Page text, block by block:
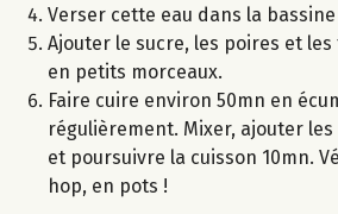
Verser cette eau dans la
Ajouter le sucre, les poires et
en petits morceaux.
Faire cuire environ 50mn en
régulièrement. Mixer, ajouter
et poursuivre la cuisson 10mn.
hop, en pots !